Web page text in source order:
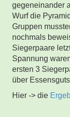
gegeneinander
Wurf die
Gruppen
nochmals
Siegerpaare
Spannung
ersten 3
über
Hier -> die